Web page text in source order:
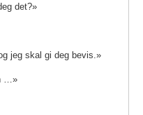
det?»
jeg skal gi deg bevis.»
…»